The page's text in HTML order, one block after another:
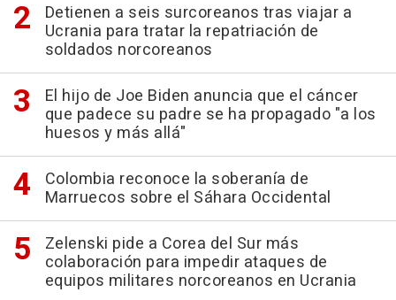
Detienen a seis surcoreanos tras viajar a
Ucrania para tratar la repatriación de
soldados norcoreanos
El hijo de Joe Biden anuncia que el cáncer
que padece su padre se ha propagado "a los
huesos y más allá"
Colombia reconoce la soberanía de
Marruecos sobre el Sáhara Occidental
Zelenski pide a Corea del Sur más
colaboración para impedir ataques de
equipos militares norcoreanos en Ucrania